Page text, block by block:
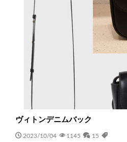
ヴィトンデニムバック
2023/10/04 1145 15